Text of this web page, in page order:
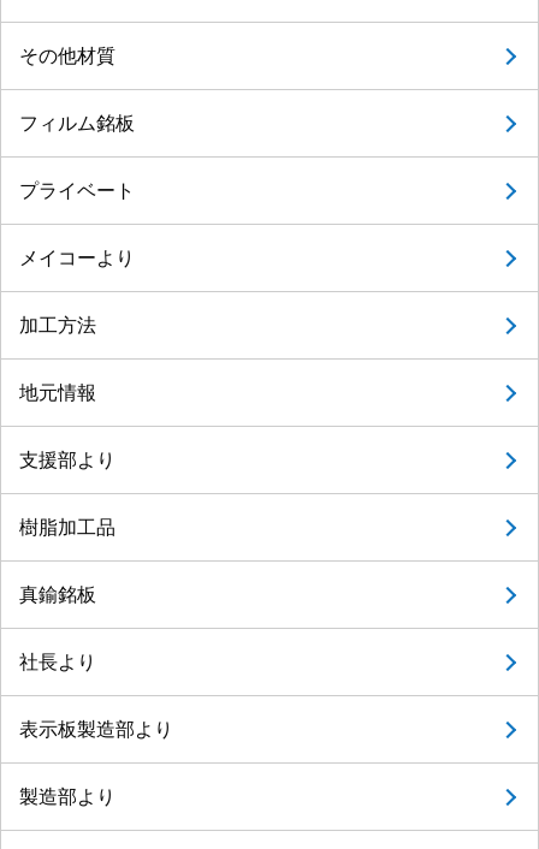
その他材質
フィルム銘板
プライベート
メイコーより
加工方法
地元情報
支援部より
樹脂加工品
真鍮銘板
社長より
表示板製造部より
製造部より